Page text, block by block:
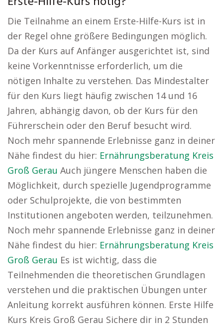
Die Teilnahme an einem Erste-Hilfe-Kurs ist in
der Regel ohne größere Bedingungen möglich.
Da der Kurs auf Anfänger ausgerichtet ist, sind
keine Vorkenntnisse erforderlich, um die
nötigen Inhalte zu verstehen. Das Mindestalter
für den Kurs liegt häufig zwischen 14 und 16
Jahren, abhängig davon, ob der Kurs für den
Führerschein oder den Beruf besucht wird.
Noch mehr spannende Erlebnisse ganz in deiner
Nähe findest du hier: Ernährungsberatung Kreis
Groß Gerau Auch jüngere Menschen haben die
Möglichkeit, durch spezielle Jugendprogramme
oder Schulprojekte, die von bestimmten
Institutionen angeboten werden, teilzunehmen.
Noch mehr spannende Erlebnisse ganz in deiner
Nähe findest du hier: Ernährungsberatung Kreis
Groß Gerau Es ist wichtig, dass die
Teilnehmenden die theoretischen Grundlagen
verstehen und die praktischen Übungen unter
Anleitung korrekt ausführen können. Erste Hilfe
Kurs Kreis Groß Gerau Sichere dir in 2 Stunden